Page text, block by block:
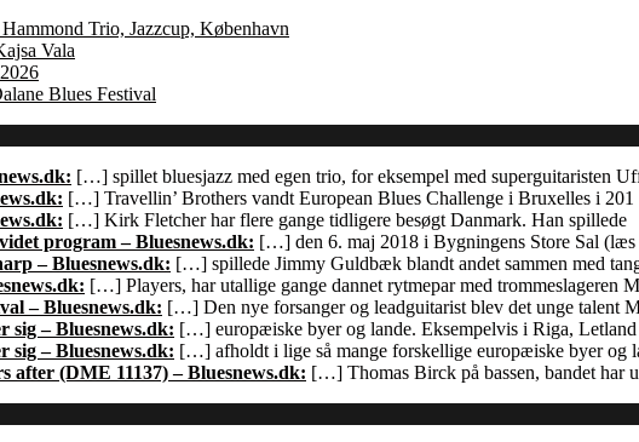
Trio, Jazzcup, København
Vala
Blues Festival
[…] spillet bluesjazz med egen trio, for eksempel med superguitaristen
[…] Travellin’ Brothers vandt European Blues Challenge i Bruxelles i 201
[…] Kirk Fletcher har flere gange tidligere besøgt Danmark. Han spillede
program – Bluesnews.dk: […] den 6. maj 2018 i Bygningens Store Sal
– Bluesnews.dk: […] spillede Jimmy Guldbæk blandt andet sammen med
[…] Players, har utallige gange dannet rytmepar med trommeslageren
– Bluesnews.dk: […] Den nye forsanger og leadguitarist blev det unge talent
sig – Bluesnews.dk: […] europæiske byer og lande. Eksempelvis i Riga,
sig – Bluesnews.dk: […] afholdt i lige så mange forskellige europæiske byer og
after (DME 11137) – Bluesnews.dk: […] Thomas Birck på bassen, bandet har